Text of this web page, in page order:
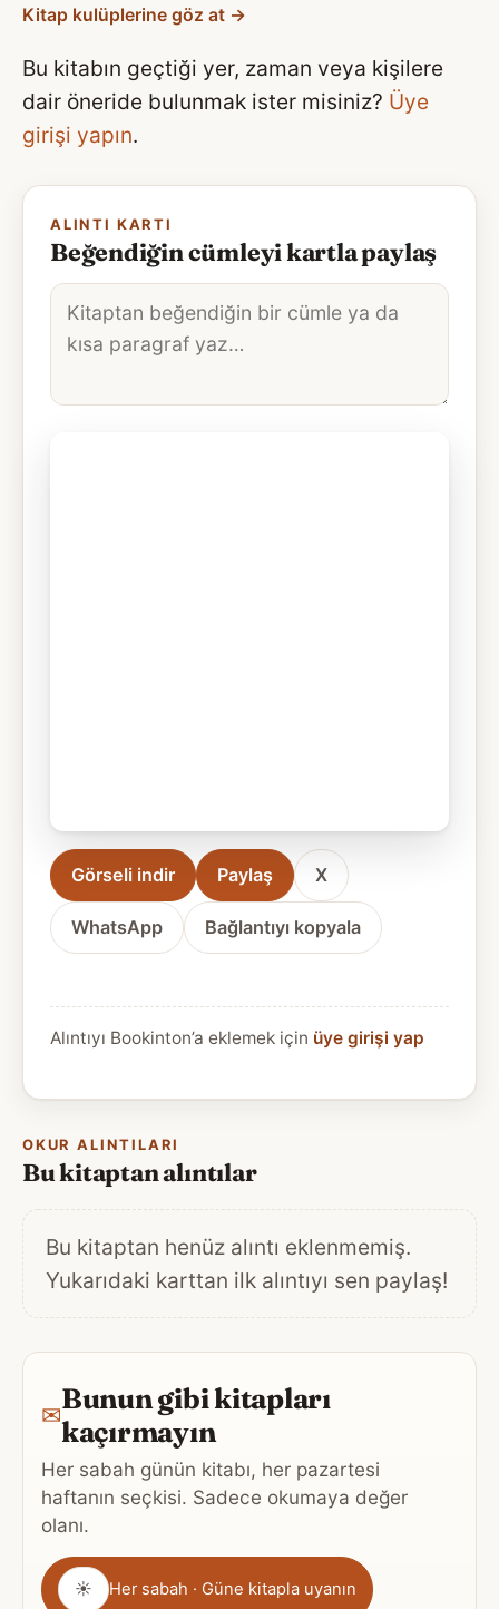
Kitap kulüplerine göz at →
Bu kitabın geçtiği yer, zaman veya kişilere
dair öneride bulunmak ister misiniz? Üye
girişi yapın.
ALINTI KARTI
Beğendiğin cümleyi kartla paylaş
Alıntı
metni
Görseli indir Paylaş X
WhatsApp Bağlantıyı kopyala
Alıntıyı Bookinton’a eklemek için üye girişi yap
OKUR ALINTILARI
Bu kitaptan alıntılar
Bu kitaptan henüz alıntı eklenmemiş.
Yukarıdaki karttan ilk alıntıyı sen paylaş!
✉Bunun gibi kitapları
kaçırmayın
Her sabah günün kitabı, her pazartesi
haftanın seçkisi. Sadece okumaya değer
olanı.
Gönderim
☀ Her sabah · Güne kitapla uyanın